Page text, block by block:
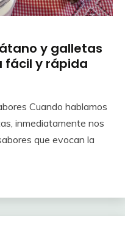
y galletas
fácil y rápida
Cuando hablamos
inmediatamente nos
que evocan la